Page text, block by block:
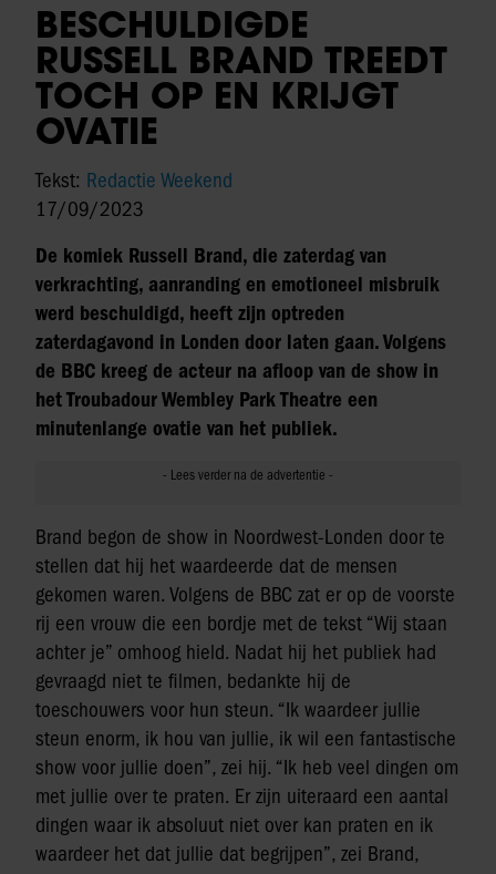
BESCHULDIGDE
RUSSELL BRAND TREEDT
TOCH OP EN KRIJGT
OVATIE
Tekst: Redactie Weekend
17/09/2023
De komiek Russell Brand, die zaterdag van
verkrachting, aanranding en emotioneel misbruik
werd beschuldigd, heeft zijn optreden
zaterdagavond in Londen door laten gaan. Volgens
de BBC kreeg de acteur na afloop van de show in
het Troubadour Wembley Park Theatre een
minutenlange ovatie van het publiek.
Brand begon de show in Noordwest-Londen door te
stellen dat hij het waardeerde dat de mensen
gekomen waren. Volgens de BBC zat er op de voorste
rij een vrouw die een bordje met de tekst “Wij staan
achter je” omhoog hield. Nadat hij het publiek had
gevraagd niet te filmen, bedankte hij de
toeschouwers voor hun steun. “Ik waardeer jullie
steun enorm, ik hou van jullie, ik wil een fantastische
show voor jullie doen”, zei hij. “Ik heb veel dingen om
met jullie over te praten. Er zijn uiteraard een aantal
dingen waar ik absoluut niet over kan praten en ik
waardeer het dat jullie dat begrijpen”, zei Brand,